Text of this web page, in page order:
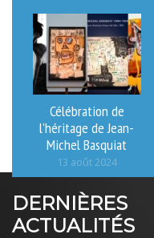
Célébration de
l'héritage de Jean-
Michel Basquiat
13 août 2024
DERNIÈRES
ACTUALITÉS